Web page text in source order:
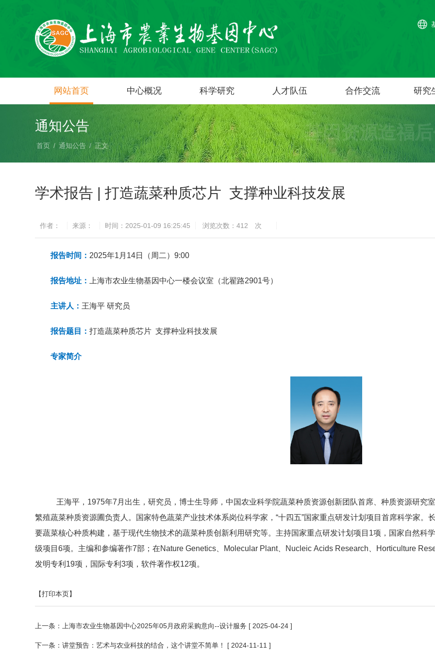
网站首页 中心概况 科学研究 人才队伍 合作交流 研究
通知公告 基因资源造福
首页 / 通知公告 /正文
学术报告 | 打造蔬菜种质芯片 支撑种业科技发展
作者： 来源： 时间：2025-01-09 16:25:45 浏览次数： 412 次
报告时间： 2025年1月14日（周二）9:00
报告地址： 上海市农业生物基因中心一楼会议室（北翟路2901号）
主讲人： 王海平 研究员
报告题目： 打造蔬菜种质芯片 支撑种业科技发展
专家简介
王海平，1975年7月出生，研究员，博士生导师，中国农业科学院蔬菜种质资源创新团队首席、种质资源研究
繁殖蔬菜种质资源圃负责人。国家特色蔬菜产业技术体系岗位科学家，“十四五”国家重点研发计划项目首席科学家。
要蔬菜核心种质构建，基于现代生物技术的蔬菜种质创新利用研究等。主持国家重点研发计划项目1项，国家自然科
级项目6项。主编和参编著作7部；在Nature Genetics、Molecular Plant、Nucleic Acids Research、Horticulture
发明专利19项，国际专利3项，软件著作权12项。
【打印本页】
上一条： 上海市农业生物基因中心2025年05月政府采购意向--设计服务 [ 2025-04-24 ]
下一条： 讲堂预告：艺术与农业科技的结合，这个讲堂不简单！ [ 2024-11-11 ]